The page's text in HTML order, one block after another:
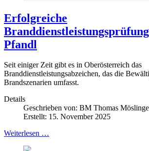
Erfolgreiche
Pfandl
Seit einiger Zeit gibt es in Oberösterreich das
Branddienstleistungsabzeichen, das die
Brandszenarien umfasst.
Details
Geschrieben von: BM Thomas
Erstellt: 15. November 2025
Weiterlesen …